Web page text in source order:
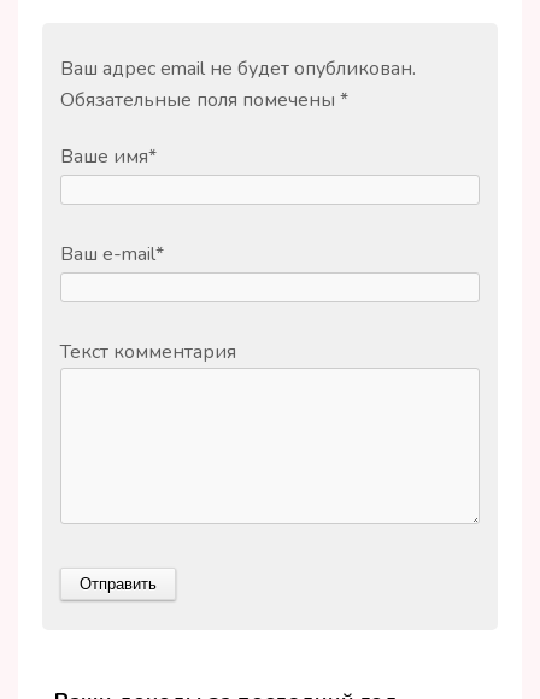
Ваш адрес email не будет опубликован.
Обязательные поля помечены *
Ваше имя*
Ваш e-mail*
Текст комментария